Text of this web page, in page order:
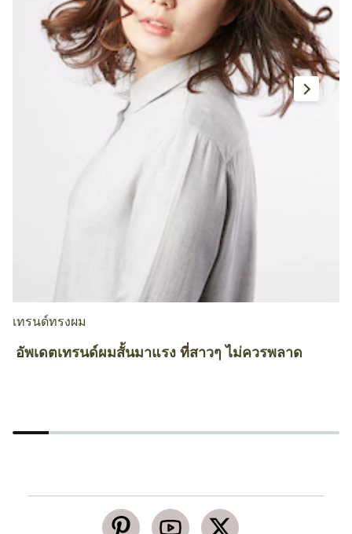
เทรนด์ทรงผม
อัพเดตเทรนด์ผมสั้นมาแรง ที่สาวๆ ไม่ควรพลาด